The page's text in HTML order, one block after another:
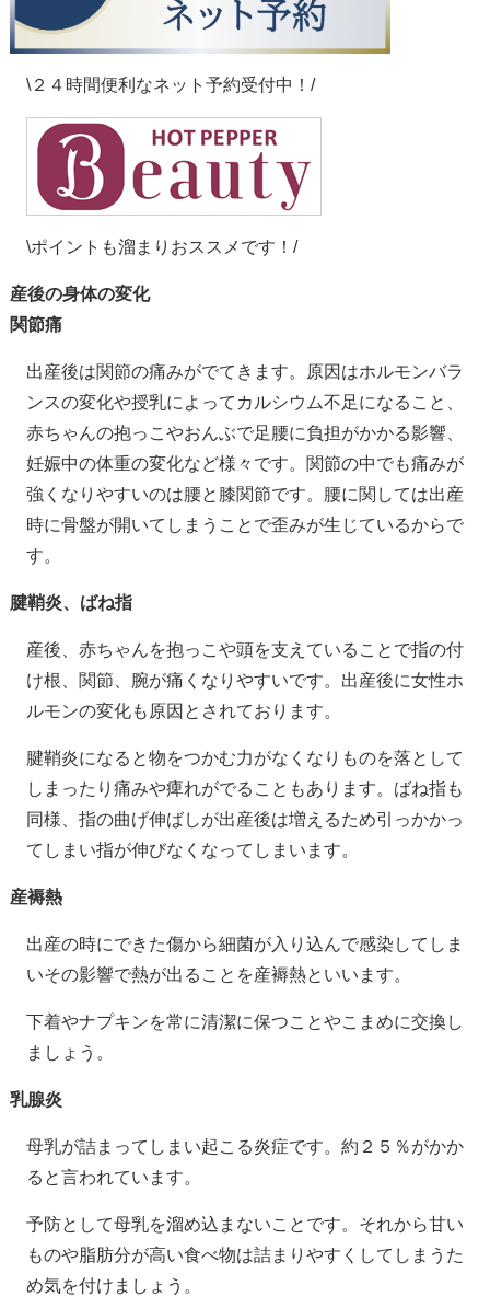
\２４時間便利なネット予約受付中！/
\ポイントも溜まりおススメです！/
産後の身体の変化
関節痛
出産後は関節の痛みがでてきます。原因はホルモンバラ
ンスの変化や授乳によってカルシウム不足になること、
赤ちゃんの抱っこやおんぶで足腰に負担がかかる影響、
妊娠中の体重の変化など様々です。関節の中でも痛みが
強くなりやすいのは腰と膝関節です。腰に関しては出産
時に骨盤が開いてしまうことで歪みが生じているからで
す。
腱鞘炎、ばね指
産後、赤ちゃんを抱っこや頭を支えていることで指の付
け根、関節、腕が痛くなりやすいです。出産後に女性ホ
ルモンの変化も原因とされております。
腱鞘炎になると物をつかむ力がなくなりものを落として
しまったり痛みや痺れがでることもあります。ばね指も
同様、指の曲げ伸ばしが出産後は増えるため引っかかっ
てしまい指が伸びなくなってしまいます。
産褥熱
出産の時にできた傷から細菌が入り込んで感染してしま
いその影響で熱が出ることを産褥熱といいます。
下着やナプキンを常に清潔に保つことやこまめに交換し
ましょう。
乳腺炎
母乳が詰まってしまい起こる炎症です。約２５％がかか
ると言われています。
予防として母乳を溜め込まないことです。それから甘い
ものや脂肪分が高い食べ物は詰まりやすくしてしまうた
め気を付けましょう。